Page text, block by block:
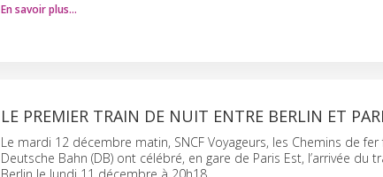
En savoir plus…
LE PREMIER TRAIN DE NUIT ENTRE BERLIN ET
Le mardi 12 décembre matin, SNCF Voyageurs, les Chemins de
Deutsche Bahn (DB) ont célébré, en gare de Paris Est, l’arrivée du